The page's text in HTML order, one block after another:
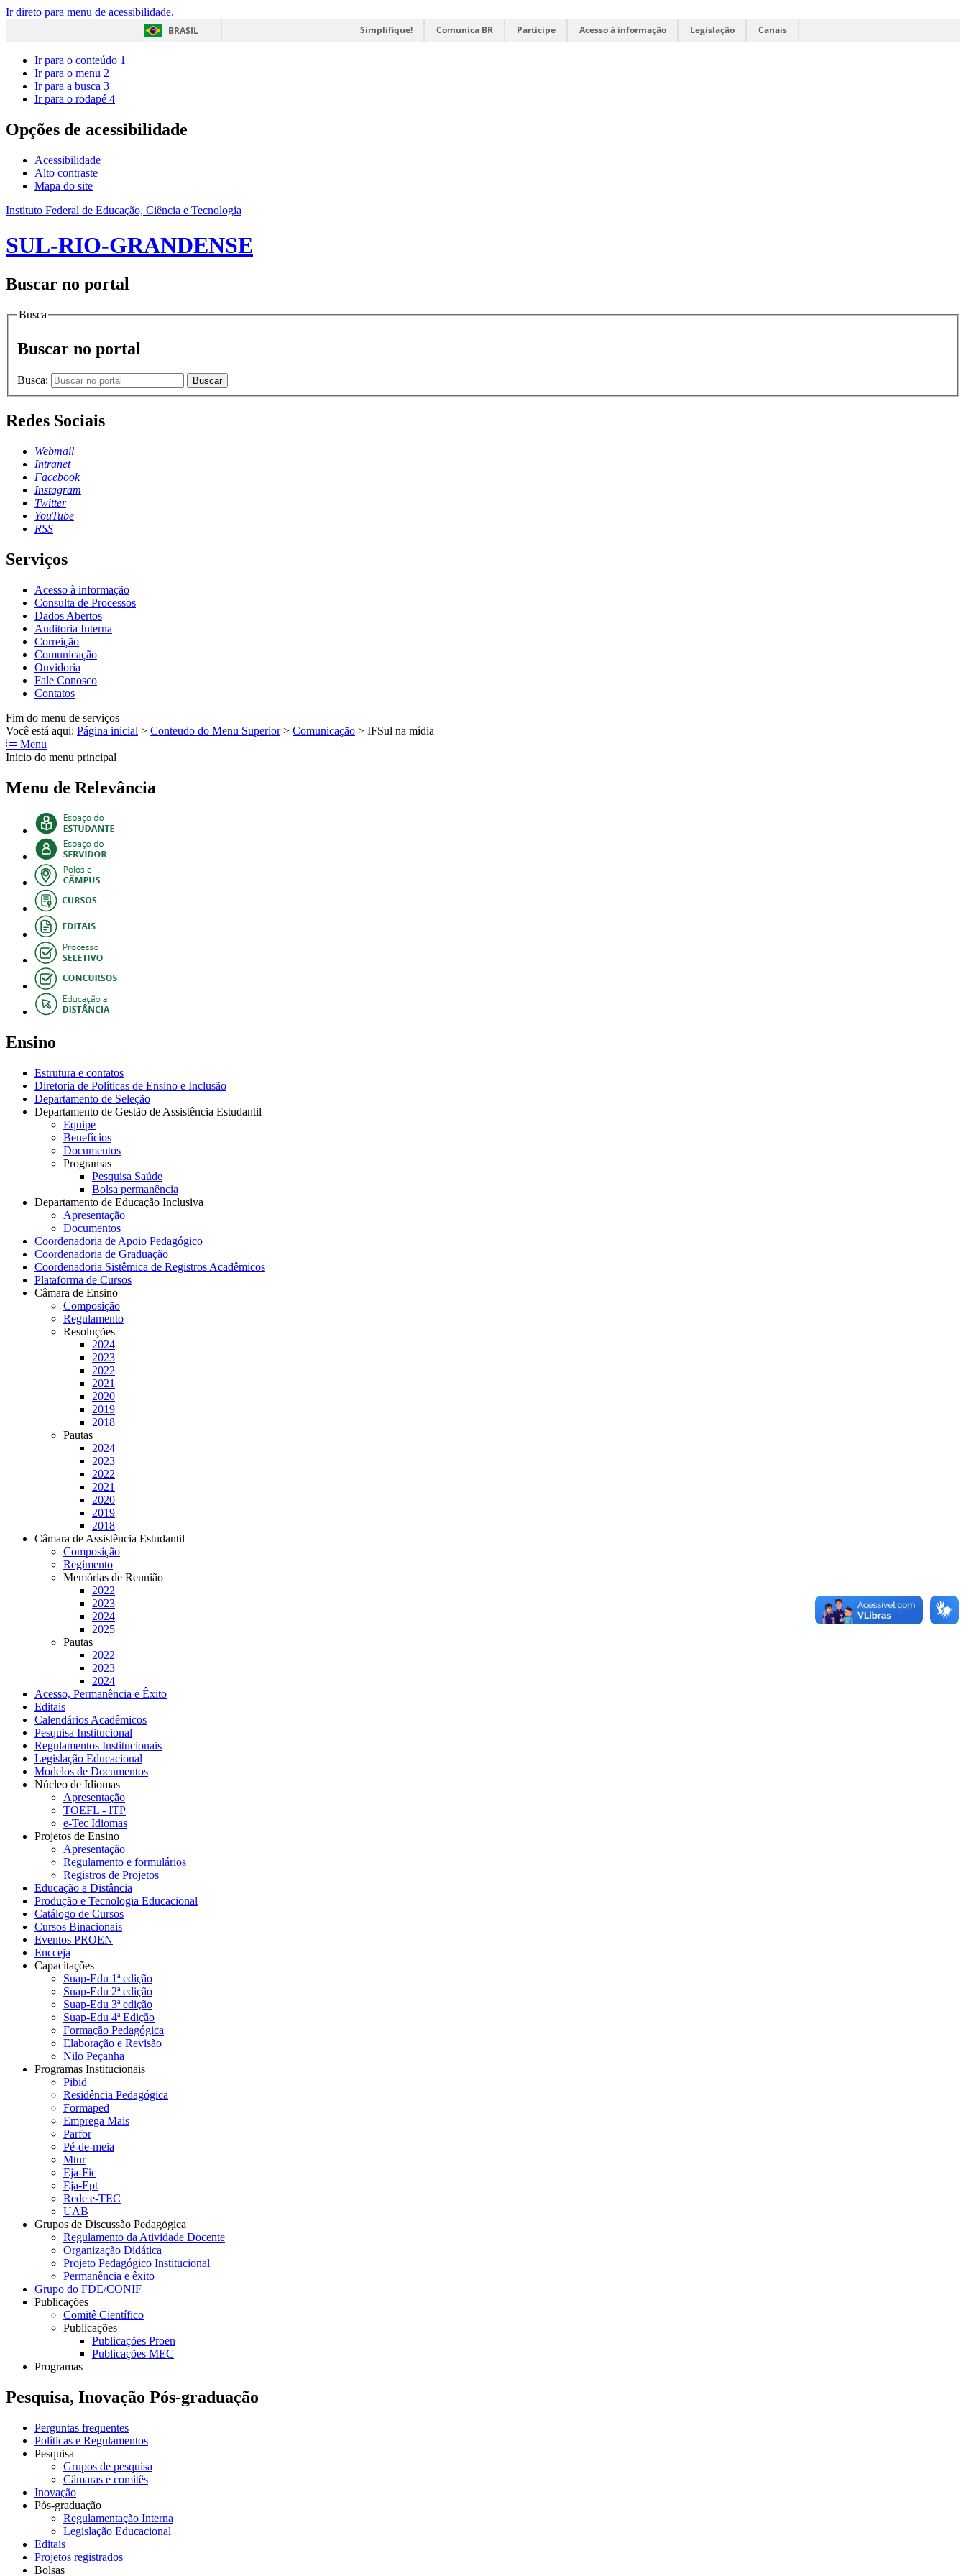
Ir direto para menu de acessibilidade.
BRASIL
Simplifique! Comunica BR Participe Acesso à informação Legislação Canais
Ir para o conteúdo 1
Ir para o menu 2
Ir para a busca 3
Ir para o rodapé 4
Opções de acessibilidade
Acessibilidade
Alto contraste
Mapa do site
Instituto Federal de Educação, Ciência e Tecnologia
SUL-RIO-GRANDENSE
Buscar no portal
Busca
Buscar no portal
Busca: Buscar
Redes Sociais
Webmail
Intranet
Facebook
Instagram
Twitter
YouTube
RSS
Serviços
Acesso à informação
Consulta de Processos
Dados Abertos
Auditoria Interna
Correição
Comunicação
Ouvidoria
Fale Conosco
Contatos
Fim do menu de serviços
Você está aqui: Página inicial > Conteudo do Menu Superior > Comunicação > IFSul na mídia
Menu
Início do menu principal
Menu de Relevância
Ensino
Estrutura e contatos
Diretoria de Políticas de Ensino e Inclusão
Departamento de Seleção
Departamento de Gestão de Assistência Estudantil
Equipe
Benefícios
Documentos
Programas
Pesquisa Saúde
Bolsa permanência
Departamento de Educação Inclusiva
Apresentação
Documentos
Coordenadoria de Apoio Pedagógico
Coordenadoria de Graduação
Coordenadoria Sistêmica de Registros Acadêmicos
Plataforma de Cursos
Câmara de Ensino
Composição
Regulamento
Resoluções
2024
2023
2022
2021
2020
2019
2018
Pautas
2024
2023
2022
2021
2020
2019
2018
Câmara de Assistência Estudantil
Composição
Regimento
Memórias de Reunião
2022
2023
2024
2025
Pautas
2022
2023
2024
Acesso, Permanência e Êxito
Editais
Calendários Acadêmicos
Pesquisa Institucional
Regulamentos Institucionais
Legislação Educacional
Modelos de Documentos
Núcleo de Idiomas
Apresentação
TOEFL - ITP
e-Tec Idiomas
Projetos de Ensino
Apresentação
Regulamento e formulários
Registros de Projetos
Educação a Distância
Produção e Tecnologia Educacional
Catálogo de Cursos
Cursos Binacionais
Eventos PROEN
Encceja
Capacitações
Suap-Edu 1ª edição
Suap-Edu 2ª edição
Suap-Edu 3ª edição
Suap-Edu 4ª Edição
Formação Pedagógica
Elaboração e Revisão
Nilo Peçanha
Programas Institucionais
Pibid
Residência Pedagógica
Formaped
Emprega Mais
Parfor
Pé-de-meia
Mtur
Eja-Fic
Eja-Ept
Rede e-TEC
UAB
Grupos de Discussão Pedagógica
Regulamento da Atividade Docente
Organização Didática
Projeto Pedagógico Institucional
Permanência e êxito
Grupo do FDE/CONIF
Publicações
Comitê Científico
Publicações
Publicações Proen
Publicações MEC
Programas
Pesquisa, Inovação Pós-graduação
Perguntas frequentes
Políticas e Regulamentos
Pesquisa
Grupos de pesquisa
Câmaras e comitês
Inovação
Pós-graduação
Regulamentação Interna
Legislação Educacional
Editais
Projetos registrados
Bolsas